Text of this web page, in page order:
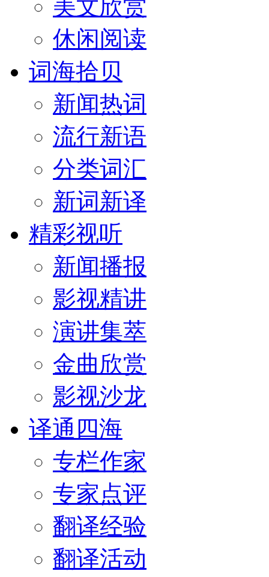
美文欣赏
休闲阅读
词海拾贝
新闻热词
流行新语
分类词汇
新词新译
精彩视听
新闻播报
影视精讲
演讲集萃
金曲欣赏
影视沙龙
译通四海
专栏作家
专家点评
翻译经验
翻译活动